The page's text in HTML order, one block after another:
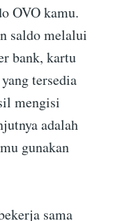
OVO kamu.
saldo melalui
bank, kartu
tersedia
mengisi
adalah
gunakan
sama